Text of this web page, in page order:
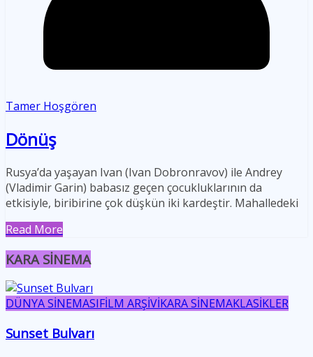
Tamer Hoşgören
Dönüş
Rusya’da yaşayan Ivan (Ivan Dobronravov) ile Andrey
(Vladimir Garin) babasız geçen çocukluklarının da
etkisiyle, biribirine çok düşkün iki kardeştir. Mahalledeki
Read More
KARA SİNEMA
DÜNYA SİNEMASIFİLM ARŞİVİKARA SİNEMAKLASİKLER
Sunset Bulvarı